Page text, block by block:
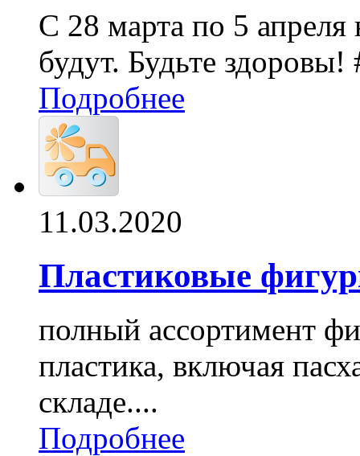
С 28 марта по 5 апреля
будут. Будьте
Подробнее
11.03.2020
Пластиковые
полный ассортимент
пластика, включая
складе....
Подробнее